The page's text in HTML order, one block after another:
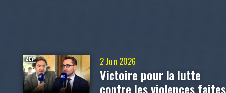
2 Juin 2026
Victoire pour la lutte
contre les violences faites